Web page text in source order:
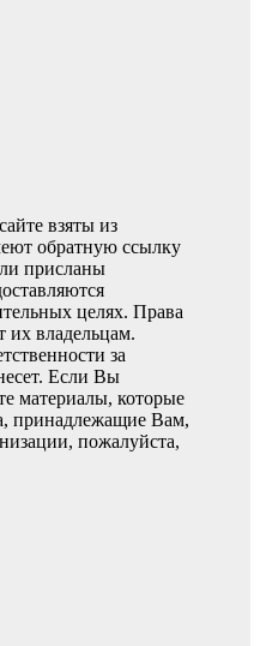
взяты из
обратную ссылку
присланы
целях. Права
их владельцам.
за
Если Вы
материалы, которые
принадлежащие Вам,
пожалуйста,